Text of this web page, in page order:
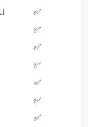
✅
✅
✅
✅
✅
✅
✅